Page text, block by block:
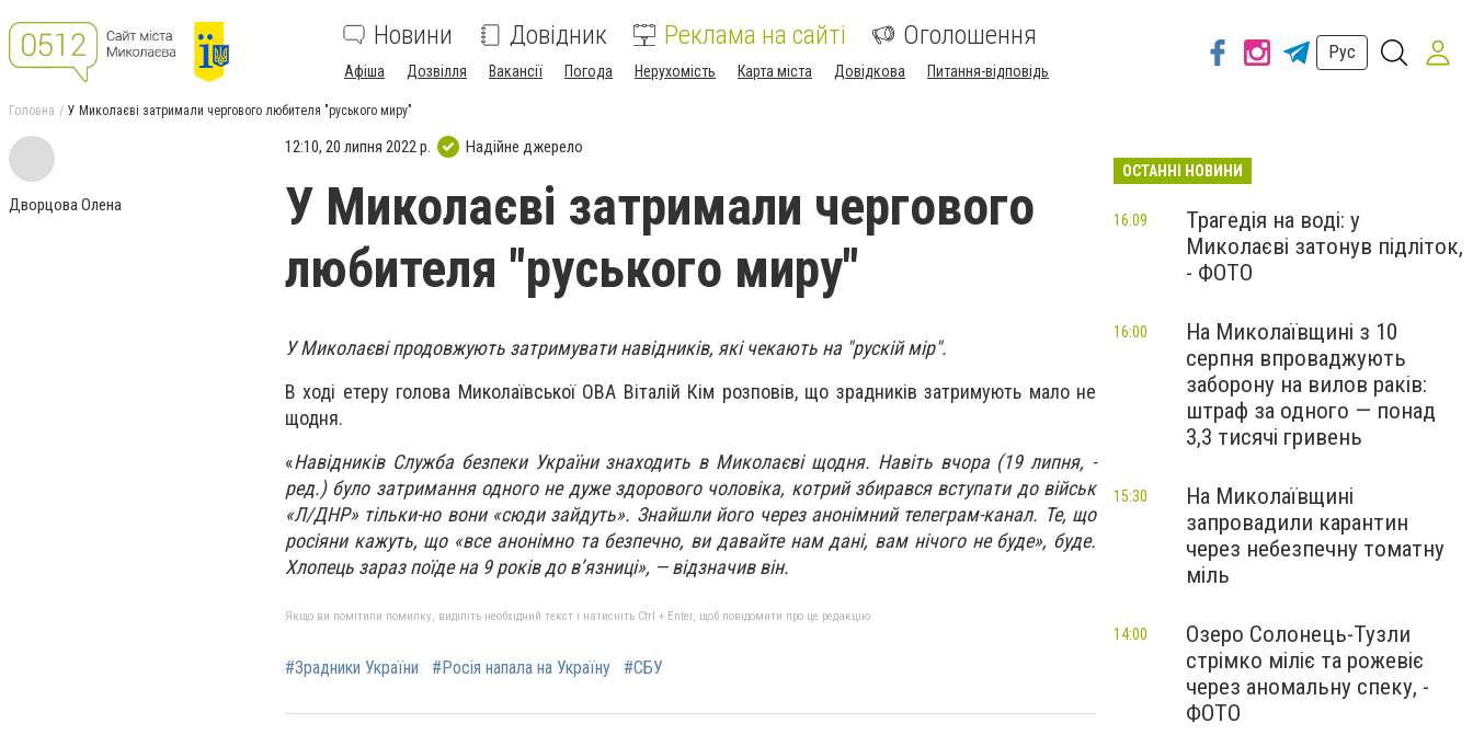
Новини Довідник Реклама на сайті Оголошення
Афіша Дозвілля Вакансії Погода Нерухомість Карта міста Довідкова Питання-відповідь
Рус
Головна У Миколаєві затримали чергового любителя "руського миру"
Дворцова Олена
12:10, 20 липня 2022 р. Надійне джерело
У Миколаєві затримали чергового
любителя "руського миру"
У Миколаєві продовжують затримувати навідників, які чекають на "рускій мір".
В ході етеру голова Миколаївської ОВА Віталій Кім розповів, що зрадників затримують мало не
щодня.
«Навідників Служба безпеки України знаходить в Миколаєві щодня. Навіть вчора (19 липня, -
ред.) було затримання одного не дуже здорового чоловіка, котрий збирався вступати до військ
«Л/ДНР» тільки-но вони «сюди зайдуть». Знайшли його через анонімний телеграм-канал. Те, що
росіяни кажуть, що «все анонімно та безпечно, ви давайте нам дані, вам нічого не буде», буде.
Хлопець зараз поїде на 9 років до в’язниці», — відзначив він.
Якщо ви помітили помилку, виділіть необхідний текст і натисніть Ctrl + Enter, щоб повідомити про це редакцію
#Зрадники України #Росія напала на Україну #СБУ
ОСТАННІ НОВИНИ
Трагедія на воді: у
Миколаєві затонув підліток,
- ФОТО
16:09
На Миколаївщині з 10
серпня впроваджують
заборону на вилов раків:
штраф за одного — понад
3,3 тисячі гривень
16:00
На Миколаївщині
запровадили карантин
через небезпечну томатну
міль
15:30
Озеро Солонець-Тузли
стрімко міліє та рожевіє
через аномальну спеку, -
ФОТО
14:00